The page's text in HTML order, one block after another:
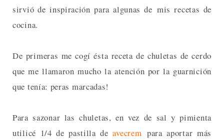
sirvió de inspiración para algunas de mis recetas de
cocina.
De primeras me cogí ésta receta de chuletas de cerdo
que me llamaron mucho la atención por la guarnición
que tenía: peras marcadas!
Para sazonar las chuletas, en vez de sal y pimienta
utilicé 1/4 de pastilla deavecrem para aportar más